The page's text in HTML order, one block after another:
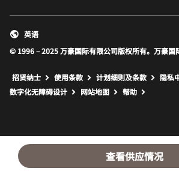
查看供应情况
© 1996 – 2025 万豪国际有限公司版权所有。万豪国
英语
招贤纳士 使用条款 计划细则及条款
隐私
数字化无障碍设计
网站地图 打开新窗口
帮助